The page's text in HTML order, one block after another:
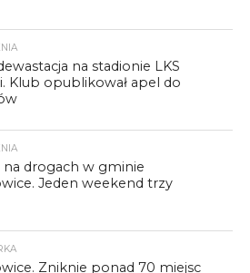
na stadionie LKS
Klub opublikował apel do
na drogach w gminie
Jeden weekend trzy
Zniknie ponad 70 miejsc